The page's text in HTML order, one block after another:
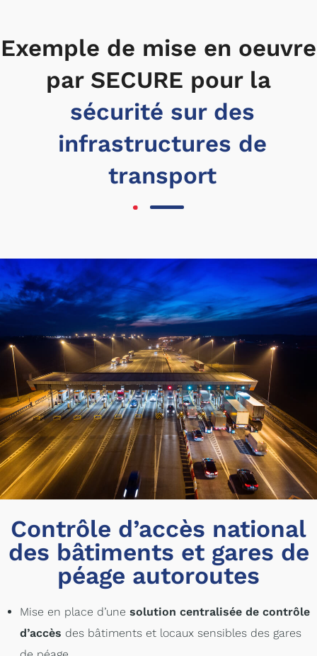
Exemple de mise en oeuvre
par SECURE pour la
sécurité sur des
infrastructures de
transport
Contrôle d’accès national
des bâtiments et gares de
péage autoroutes
Mise en place d’une solution centralisée de contrôle
d’accès des bâtiments et locaux sensibles des gares